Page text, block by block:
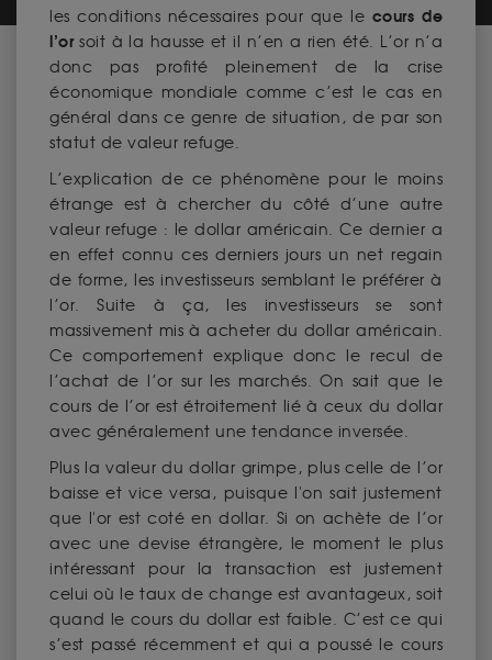
les conditions nécessaires pour que le cours de
l’orsoit à la hausse et il n’en a rien été. L’or n’a
donc pas profité pleinement de la crise
économique mondiale comme c’est le cas en
général dans ce genre de situation, de par son
statut de valeur refuge.
L’explication de ce phénomène pour le moins
étrange est à chercher du côté d’une autre
valeur refuge : le dollar américain. Ce dernier a
en effet connu ces derniers jours un net regain
de forme, les investisseurs semblant le préférer à
l’or. Suite à ça, les investisseurs se sont
massivement mis à acheter du dollar américain.
Ce comportement explique donc le recul de
l’achat de l’or sur les marchés. On sait que le
cours de l’or est étroitement lié à ceux du dollar
avec généralement une tendance inversée.
Plus la valeur du dollar grimpe, plus celle de l’or
baisse et vice versa, puisque l'on sait justement
que l'or est coté en dollar. Si on achète de l’or
avec une devise étrangère, le moment le plus
intéressant pour la transaction est justement
celui où le taux de change est avantageux, soit
quand le cours du dollar est faible. C’est ce qui
s’est passé récemment et qui a poussé le cours